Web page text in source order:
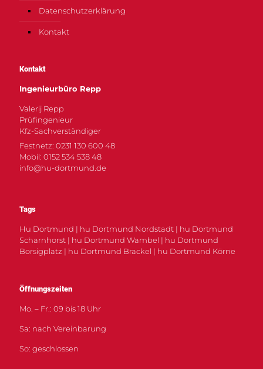
Datenschutzerklärung
Kontakt
Kontakt
Ingenieurbüro Repp
Valerij Repp
Prüfingenieur
Kfz-Sachverständiger
Festnetz: 0231 130 600 48
Mobil: 0152 534 538 48
info@hu-dortmund.de
Tags
Hu Dortmund | hu Dortmund Nordstadt | hu Dortmund
Scharnhorst | hu Dortmund Wambel | hu Dortmund
Borsigplatz | hu Dortmund Brackel | hu Dortmund Körne
Öffnungszeiten
Mo. – Fr.: 09 bis 18 Uhr
Sa: nach Vereinbarung
So: geschlossen